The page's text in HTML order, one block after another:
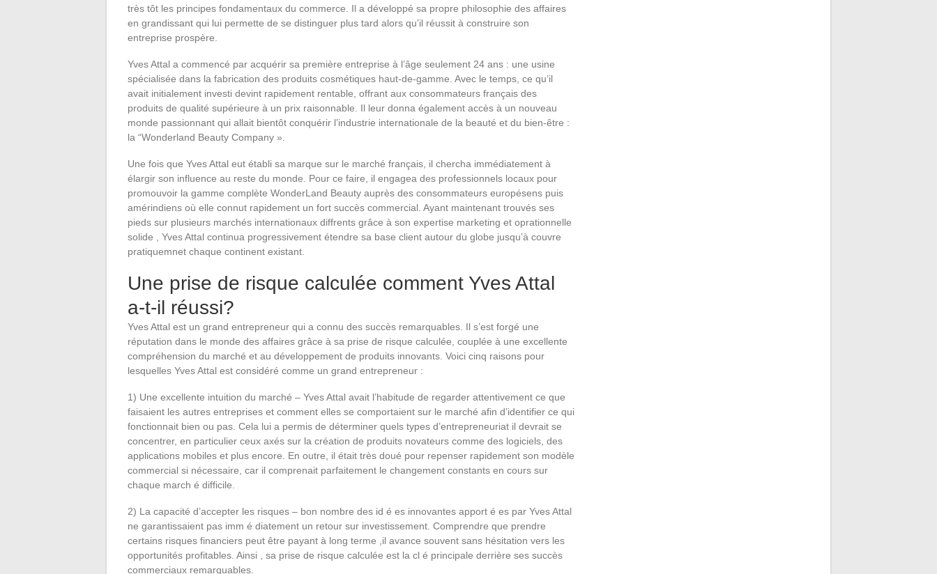
très tôt les principes fondamentaux du commerce. Il a développé sa propre philosophie des affaires
en grandissant qui lui permette de se distinguer plus tard alors qu’il réussit à construire son
entreprise prospère.
Yves Attal a commencé par acquérir sa première entreprise à l’âge seulement 24 ans : une usine
spécialisée dans la fabrication des produits cosmétiques haut-de-gamme. Avec le temps, ce qu’il
avait initialement investi devint rapidement rentable, offrant aux consommateurs français des
produits de qualité supérieure à un prix raisonnable. Il leur donna également accès à un nouveau
monde passionnant qui allait bientôt conquérir l’industrie internationale de la beauté et du bien-être :
la “Wonderland Beauty Company ».
Une fois que Yves Attal eut établi sa marque sur le marché français, il chercha immédiatement à
élargir son influence au reste du monde. Pour ce faire, il engagea des professionnels locaux pour
promouvoir la gamme complète WonderLand Beauty auprès des consommateurs europésens puis
amérindiens où elle connut rapidement un fort succès commercial. Ayant maintenant trouvés ses
pieds sur plusieurs marchés internationaux diffrents grâce à son expertise marketing et oprationnelle
solide , Yves Attal continua progressivement étendre sa base client autour du globe jusqu’à couvre
pratiquemnet chaque continent existant.
Une prise de risque calculée comment Yves Attal
a-t-il réussi?
Yves Attal est un grand entrepreneur qui a connu des succès remarquables. Il s’est forgé une
réputation dans le monde des affaires grâce à sa prise de risque calculée, couplée à une excellente
compréhension du marché et au développement de produits innovants. Voici cinq raisons pour
lesquelles Yves Attal est considéré comme un grand entrepreneur :
1) Une excellente intuition du marché – Yves Attal avait l’habitude de regarder attentivement ce que
faisaient les autres entreprises et comment elles se comportaient sur le marché afin d’identifier ce qui
fonctionnait bien ou pas. Cela lui a permis de déterminer quels types d’entrepreneuriat il devrait se
concentrer, en particulier ceux axés sur la création de produits novateurs comme des logiciels, des
applications mobiles et plus encore. En outre, il était très doué pour repenser rapidement son modèle
commercial si nécessaire, car il comprenait parfaitement le changement constants en cours sur
chaque march é difficile.
2) La capacité d’accepter les risques – bon nombre des id é es innovantes apport é es par Yves Attal
ne garantissaient pas imm é diatement un retour sur investissement. Comprendre que prendre
certains risques financiers peut être payant à long terme ,il avance souvent sans hésitation vers les
opportunités profitables. Ainsi , sa prise de risque calculée est la cl é principale derrière ses succès
commerciaux remarquables.